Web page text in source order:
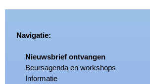
Navigatie:
Nieuwsbrief ontvangen
Beursagenda en workshops
Informatie